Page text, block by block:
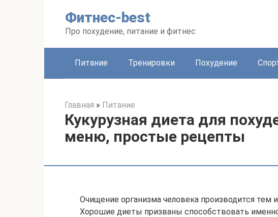
Фитнес-best
Про похудение, питание и фитнес
Питание Тренировки Похудение
Главная » Питание
Кукурузная диета для
меню, простые рецепты
Очищение организма человека производится тем
Хорошие диеты призваны способствовать